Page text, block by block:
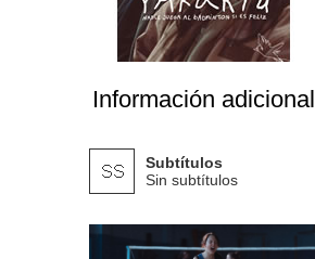
Información adicional
Subtítulos
Sin subtítulos